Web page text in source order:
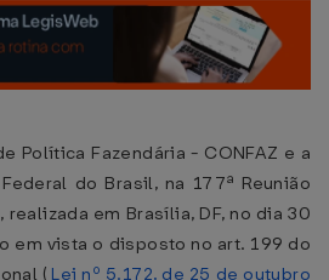
Política Fazendária - CONFAZ e a
do Brasil, na 177ª Reunião
em Brasília, DF, no dia 30
em vista o disposto no art. 199 do
( Lei nº 5.172, de 25 de outubro